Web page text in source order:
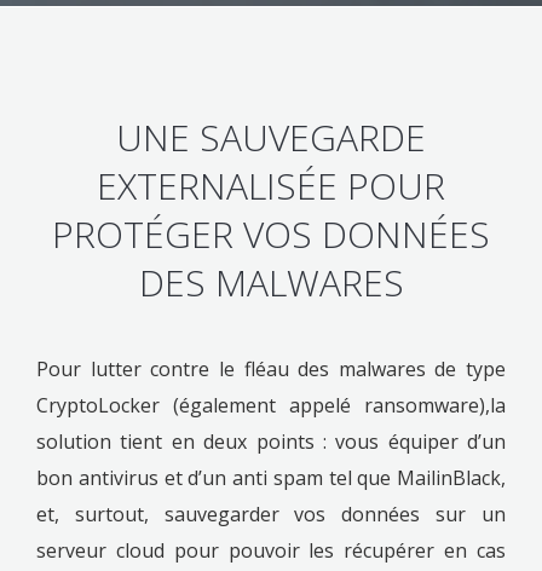
UNE SAUVEGARDE
EXTERNALISÉE POUR
PROTÉGER VOS DONNÉES
DES MALWARES
Pour lutter contre le fléau des malwares de type
CryptoLocker (également appelé ransomware),la
solution tient en deux points : vous équiper d’un
bon antivirus et d’un anti spam tel que MailinBlack,
et, surtout, sauvegarder vos données sur un
serveur cloud pour pouvoir les récupérer en cas